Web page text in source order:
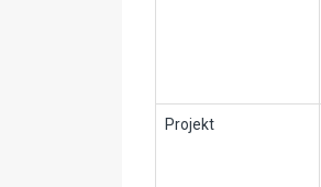
Projekt